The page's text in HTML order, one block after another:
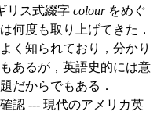
リス式綴字 colourをめぐ
何度も取り上げてきた．
く知られており，分かり
あるが，英語史的には意
だからでもある．
認 --- 現代のアメリカ英